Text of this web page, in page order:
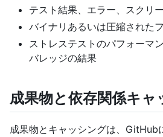
テスト結果、エラー、スクリ
バイナリあるいは圧縮された
ストレステストのパフォーマ
バレッジの結果
成果物と依存関係キャ
成果物とキャッシングは、GitHub